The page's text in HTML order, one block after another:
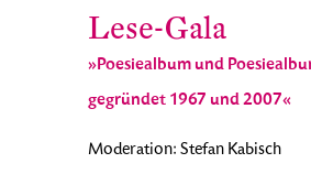
Lese-Gala
»Poesiealbum und
gegründet 1967 und 2007«
Moderation: Stefan Kabisch